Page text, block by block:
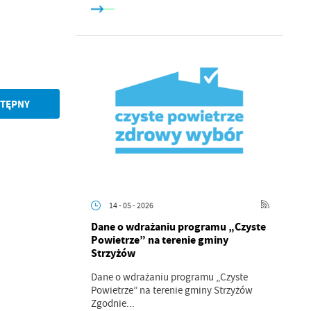
14 - 05 - 2026
Dane o wdrażaniu programu „Czyste
Powietrze” na terenie gminy
Strzyżów
Dane o wdrażaniu programu „Czyste
Powietrze” na terenie gminy Strzyżów
Zgodnie...